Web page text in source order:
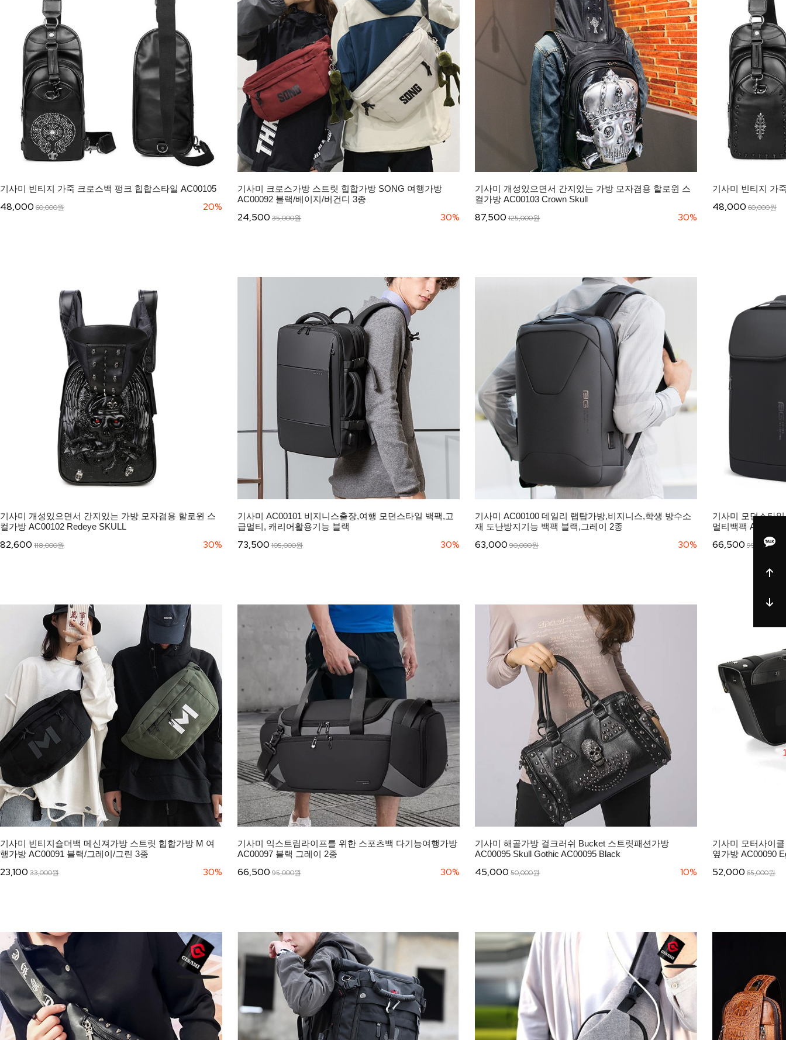
기사미 빈티지 가죽 크로스백 펑크 힙합스타일 AC00105
48,000 60,000원 20%
기사미 크로스가방 스트릿 힙합가방 SONG 여행가방
AC00092 블랙/베이지/버건디 3종
24,500 35,000원 30%
기사미 개성있으면서 간지있는 가방 모자겸용 할로윈 스
컬가방 AC00103 Crown Skull
87,500 125,000원 30%
기사미 빈티지 가
48,000 60,000원
기사미 개성있으면서 간지있는 가방 모자겸용 할로윈 스
컬가방 AC00102 Redeye SKULL
82,600 118,000원 30%
기사미 AC00101 비지니스출장,여행 모던스타일 백팩,고
급멀티, 캐리어활용기능 블랙
73,500 105,000원 30%
기사미 AC00100 데일리 랩탑가방,비지니스,학생 방수소
재 도난방지기능 백팩 블랙,그레이 2종
63,000 90,000원 30%
기사미 모던스타
멀티백팩
66,500 95,000원
기사미 빈티지숄더백 메신져가방 스트릿 힙합가방 M 여
행가방 AC00091 블랙/그레이/그린 3종
23,100 33,000원 30%
기사미 익스트림라이프를 위한 스포츠백 다기능여행가방
AC00097 블랙 그레이 2종
66,500 95,000원 30%
기사미 해골가방 걸크러쉬 Bucket 스트릿패션가방
AC00095 Skull Gothic AC00095 Black
45,000 50,000원 10%
기사미 모터사이
옆가방 AC00090
52,000 65,000원